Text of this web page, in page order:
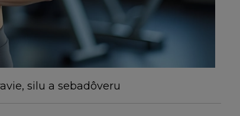
silu a sebadôveru